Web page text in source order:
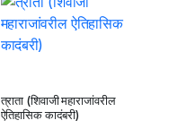
त्राता (शिवाजी महाराजांवरील
ऐतिहासिक कादंबरी)